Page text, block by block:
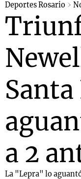
Deportes Rosario
Santa
a 2
La "Lepra" lo